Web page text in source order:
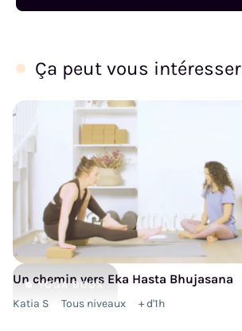
Ça peut vous intéresser
YOGA DOUX
Un chemin vers Eka Hasta Bhujasana
Katia S Tous niveaux + d'1h